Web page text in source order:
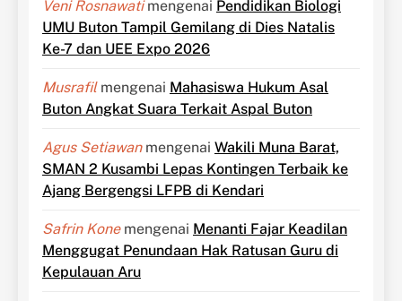
Veni Rosnawatimengenai Pendidikan Biologi
UMU Buton Tampil Gemilang di Dies Natalis
Ke-7 dan UEE Expo 2026
Musrafilmengenai Mahasiswa Hukum Asal
Buton Angkat Suara Terkait Aspal Buton
Agus Setiawanmengenai Wakili Muna Barat,
SMAN 2 Kusambi Lepas Kontingen Terbaik ke
Ajang Bergengsi LFPB di Kendari
Safrin Konemengenai Menanti Fajar Keadilan
Menggugat Penundaan Hak Ratusan Guru di
Kepulauan Aru